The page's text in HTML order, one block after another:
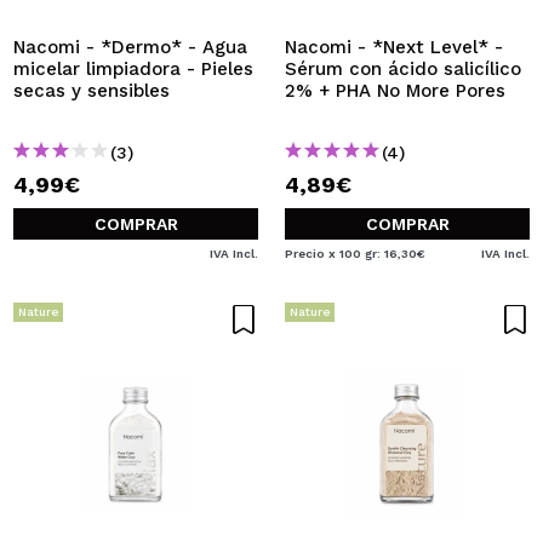
Nacomi - *Dermo* - Agua
micelar limpiadora - Pieles
secas y sensibles
(3)
4,99€
COMPRAR
IVA Incl.
Nacomi - *Next Level* -
Sérum con ácido salicílico
2% + PHA No More Pores
(4)
4,89€
COMPRAR
Precio x 100 gr: 16,30€ IVA Incl.
Nature Nature